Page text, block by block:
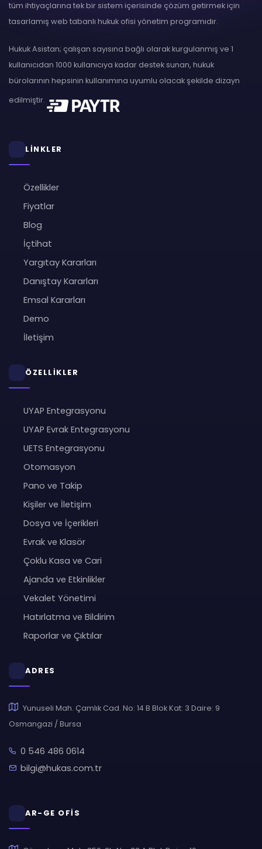
tüm ihtiyaçlarına tek bir sistem içerisinde çözüm getirmek için
tasarlamış web tabanlı hukuk ofisi yönetim programıdır.
Hukuk Asistan; çalışan sayısına bağlı olarak kurgulanmış ve 1
kullanıcıdan 1000 kullanıcıya kadar destek sunan, hukuk
bürolarının hepsinin kullanımına uyumlu olacak şekilde dizayn
edilmiştir.
LİNKLER
Özellikler
Fiyatlar
Blog
İçtihat
Yargıtay Kararları
Danıştay Kararları
Emsal Kararları
Demo
İletişim
ÖZELLİKLER
UYAP Entegrasyonu
UYAP Evrak Entegrasyonu
UETS Entegrasyonu
Otomasyon
Pano ve Takip
Kişiler ve İletişim
Dosya ve İçerikleri
Evrak ve Klasör
Çoklu Kasa ve Cari
Ajanda ve Etkinlikler
Vekalet Yönetimi
Hatırlatma ve Bildirim
Raporlar ve Çıktılar
ADRES
Yunuseli Mah. Çamlık Cad. No: 14 B Blok Kat: 3 Daire: 9
Osmangazi / Bursa
0 546 486 0614
bilgi@hukas.com.tr
AR-GE OFİS